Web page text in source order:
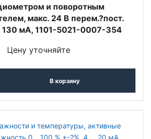
и поворотным
макс. 24 В перем.?пост.
130 мА, 1101-5021-0007-354
Цену уточняйте
В корзину